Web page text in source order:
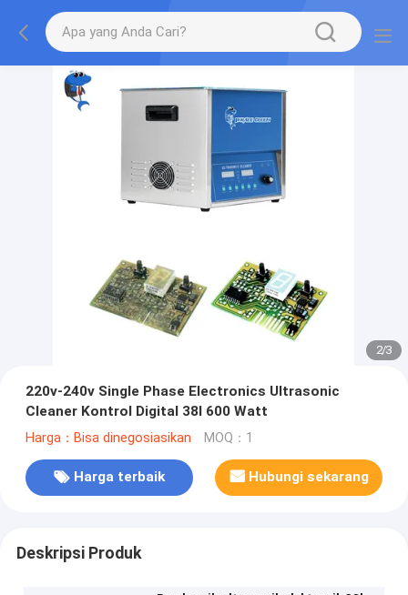
2/3
220v-240v Single Phase Electronics Ultrasonic
Cleaner Kontrol Digital 38l 600 Watt
Harga：Bisa dinegosiasikan MOQ：1
Harga terbaik Hubungi sekarang
Deskripsi Produk